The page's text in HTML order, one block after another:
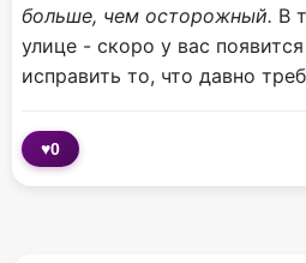
больше, чем осторожный. В
улице - скоро у вас
исправить то, что давно
♥0